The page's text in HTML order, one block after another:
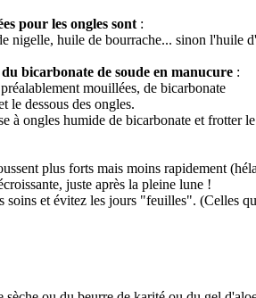
pour les ongles sont :
nigelle, huile de bourrache... sinon l'huile
bicarbonate de soude en manucure :
mouillées, de bicarbonate
le dessous des ongles.
à ongles humide de bicarbonate et frotter
plus forts mais moins rapidement
juste après la pleine lune !
soins et évitez les jours "feuilles". (Celles